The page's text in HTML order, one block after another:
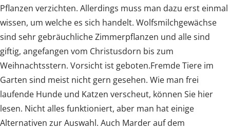
Pflanzen verzichten. Allerdings muss man dazu erst einmal
wissen, um welche es sich handelt. Wolfsmilchgewächse
sind sehr gebräuchliche Zimmerpflanzen und alle sind
giftig, angefangen vom Christusdorn bis zum
Weihnachtsstern. Vorsicht ist geboten.Fremde Tiere im
Garten sind meist nicht gern gesehen. Wie man frei
laufende Hunde und Katzen verscheut, können Sie hier
lesen. Nicht alles funktioniert, aber man hat einige
Alternativen zur Auswahl. Auch Marder auf dem